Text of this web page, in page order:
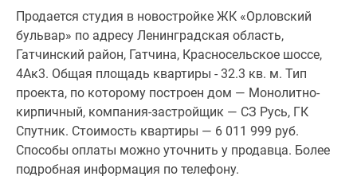
Продается студия в новостройке ЖК «Орловский
бульвар» по адресу Ленинградская область,
Гатчинский район, Гатчина, Красносельское шоссе,
4Ак3. Общая площадь квартиры - 32.3 кв. м. Тип
проекта, по которому построен дом — Монолитно-
кирпичный, компания-застройщик — СЗ Русь, ГК
Спутник. Стоимость квартиры — 6 011 999 руб.
Способы оплаты можно уточнить у продавца. Более
подробная информация по телефону.